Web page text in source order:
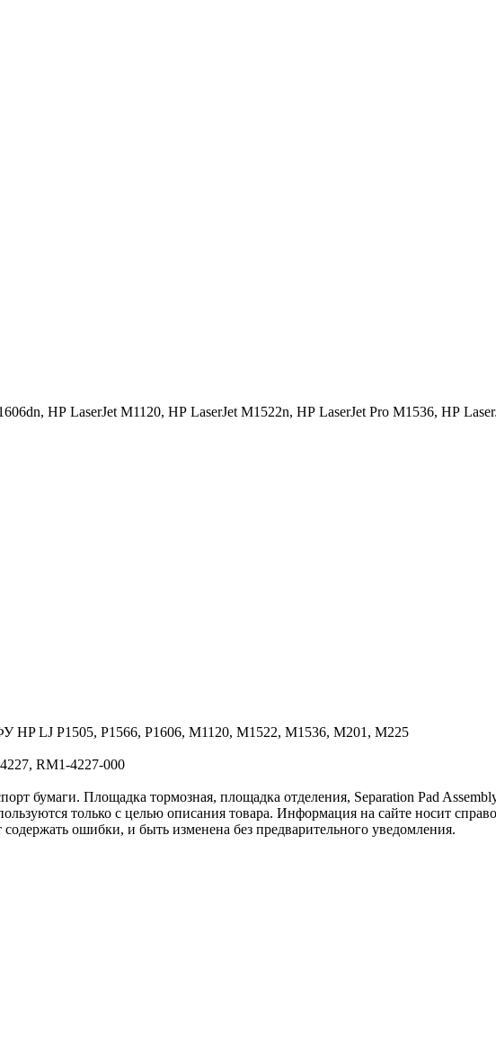
HP LaserJet M1120, HP LaserJet M1522n, HP LaserJet Pro M1536, HP
LJ P1505, P1566, P1606, M1120, M1522, M1536, M201, M225
RM1-4227-000
бумаги. Площадка тормозная, площадка отделения, Separation Pad
только с целью описания товара. Информация на сайте носит
ошибки, и быть изменена без предварительного уведомления.